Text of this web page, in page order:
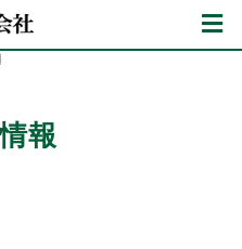
報